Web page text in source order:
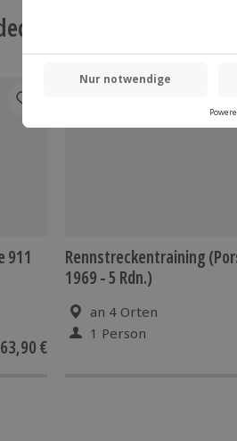
911
€
Rennstreckentraining
1969 - 5 Rdn.)
an 4 Orten
1 Person